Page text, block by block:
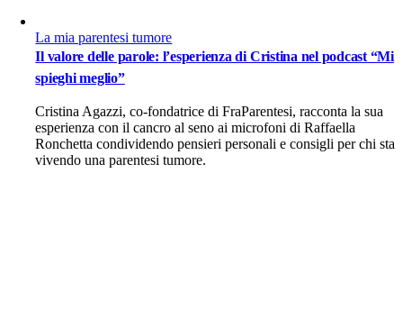
La mia parentesi tumore
Il valore delle parole: l’esperienza di Cristina nel podcast “Mi
spieghi meglio”
Cristina Agazzi, co-fondatrice di FraParentesi, racconta la sua
esperienza con il cancro al seno ai microfoni di Raffaella
Ronchetta condividendo pensieri personali e consigli per chi sta
vivendo una parentesi tumore.